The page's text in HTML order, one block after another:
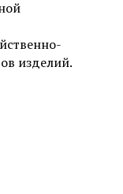
изделий.